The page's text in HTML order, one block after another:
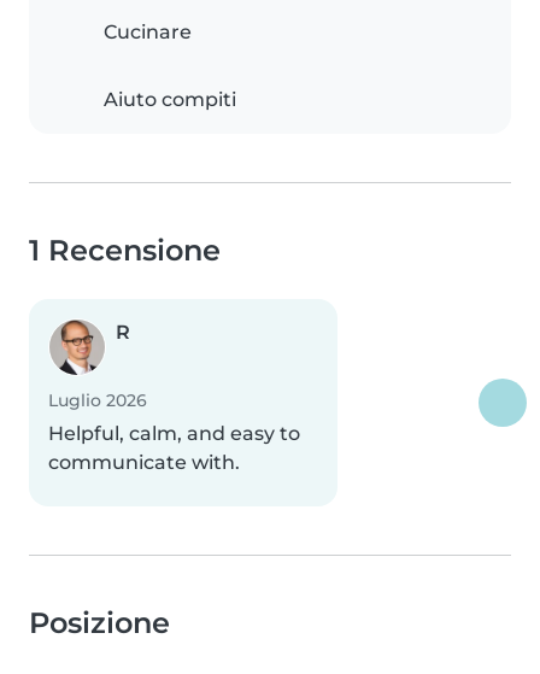
Cucinare
Aiuto compiti
1 Recensione
R
Luglio 2026
Helpful, calm, and easy to
communicate with.
Posizione